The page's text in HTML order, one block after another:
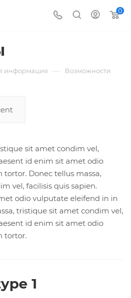
0
информация — Возможности
sit amet condim vel,
id enim sit amet odio
Donec tellus massa,
vel, facilisis quis sapien.
odio vulputate eleifend in in
tristique sit amet condim vel,
id enim sit amet odio
tortor.
1